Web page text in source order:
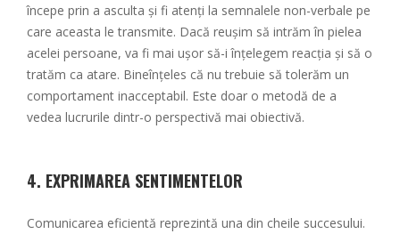
începe prin a asculta și fi atenți la semnalele non-verbale pe
care aceasta le transmite. Dacă reușim să intrăm în pielea
acelei persoane, va fi mai ușor să-i înțelegem reacția și să o
tratăm ca atare. Bineînțeles că nu trebuie să tolerăm un
comportament inacceptabil. Este doar o metodă de a
vedea lucrurile dintr-o perspectivă mai obiectivă.
4. EXPRIMAREA SENTIMENTELOR
Comunicarea eficientă reprezintă una din cheile succesului.